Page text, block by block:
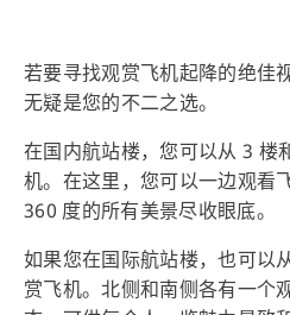
若要寻找观赏飞机起降的绝佳
无疑是您的不二之选。
在国内航站楼，您可以从 3 楼
机。在这里，您可以一边观看
360 度的所有美景尽收眼底。
如果您在国际航站楼，也可以
赏飞机。北侧和南侧各有一个